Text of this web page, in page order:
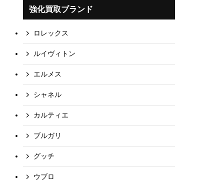
強化買取ブランド
ロレックス
ルイヴィトン
エルメス
シャネル
カルティエ
ブルガリ
グッチ
ウブロ